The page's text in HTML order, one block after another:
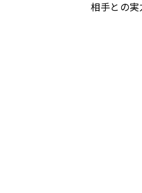
相手との